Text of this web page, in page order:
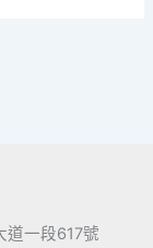
一段617號